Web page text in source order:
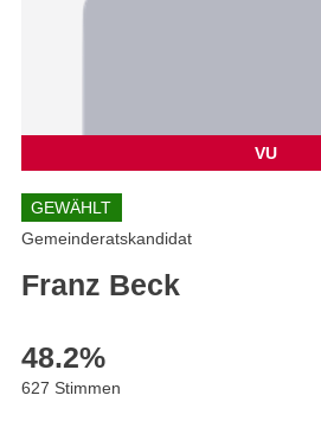
VU
GEWÄHLT
Gemeinderatskandidat
Franz Beck
48.2%
627 Stimmen